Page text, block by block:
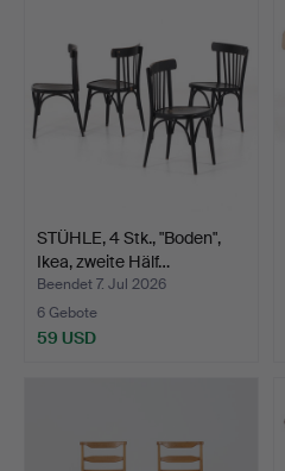
STÜHLE, 4 Stk., "Boden",
Ikea, zweite Hälf…
Beendet 7. Jul 2026
6 Gebote
59 USD